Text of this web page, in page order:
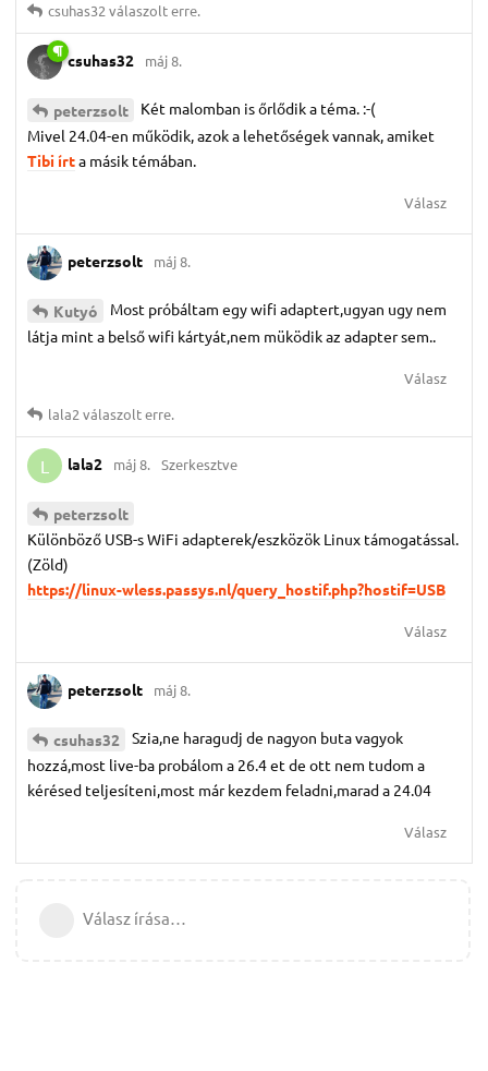
csuhas32 válaszolt erre.
csuhas32 máj 8.
peterzsolt
Két malomban is őrlődik a téma. :-(
Mivel 24.04-en működik, azok a lehetőségek vannak, amiket
Tibi írta másik témában.
Válasz
peterzsolt máj 8.
Kutyó
Most próbáltam egy wifi adaptert,ugyan ugy nem
látja mint a belső wifi kártyát,nem müködik az adapter sem..
Válasz
lala2 válaszolt erre.
L lala2 máj 8. Szerkesztve
peterzsolt
Különböző USB-s WiFi adapterek/eszközök Linux támogatással.
(Zöld)
https://linux-wless.passys.nl/query_hostif.php?hostif=USB
Válasz
peterzsolt máj 8.
csuhas32
Szia,ne haragudj de nagyon buta vagyok
hozzá,most live-ba probálom a 26.4 et de ott nem tudom a
kérésed teljesíteni,most már kezdem feladni,marad a 24.04
Válasz
Válasz írása…